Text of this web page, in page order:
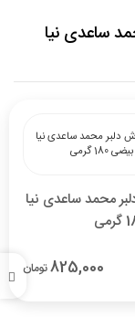
ساعدی نیا
محمد ساعدی نیا
825,000تومان